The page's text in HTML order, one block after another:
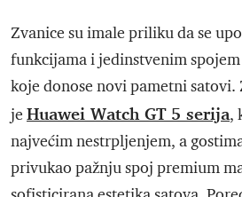
Zvanice su imale priliku da se
funkcijama i jedinstvenim
koje donose novi pametni satovi.
je Huawei Watch GT 5 serija,
najvećim nestrpljenjem, a
privukao pažnju spoj premium